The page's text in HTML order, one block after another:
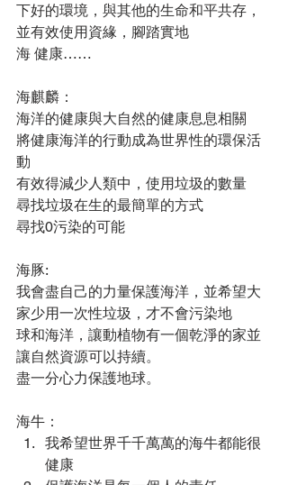
下好的環境，與其他的生命和平共存，
並有效使用資緣，腳踏實地
海 健康……
海麒麟：
海洋的健康與大自然的健康息息相關
將健康海洋的行動成為世界性的環保活
動
有效得減少人類中，使用垃圾的數量
尋找垃圾在生的最簡單的方式
尋找0污染的可能
海豚:
我會盡自己的力量保護海洋，並希望大
家少用一次性垃圾，才不會污染地
球和海洋，讓動植物有一個乾淨的家並
讓自然資源可以持續。
盡一分心力保護地球。
海牛：
我希望世界千千萬萬的海牛都能很
健康